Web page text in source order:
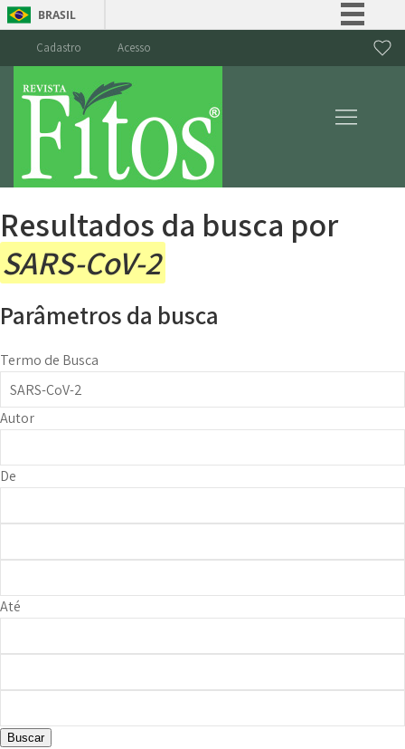
BRASIL
Canais
Cadastro Acesso
Resultados da busca por
SARS-CoV-2
Parâmetros da busca
Termo de Busca
Autor
De
Até
Buscar